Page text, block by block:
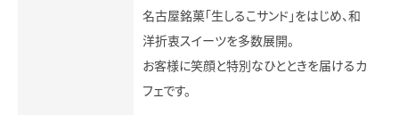
名古屋銘菓「生しるこサンド」をはじめ、和
洋折衷スイーツを多数展開。
お客様に笑顔と特別なひとときを届けるカ
フェです。